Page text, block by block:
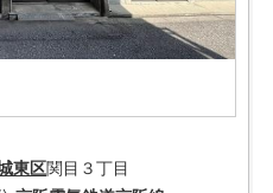
東区関目３丁目